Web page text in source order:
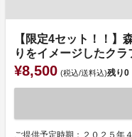
【限定4セット！！】
りをイメージしたク
¥8,500 (税込/送料込)残り0
ご提供予定時期：２０２５年